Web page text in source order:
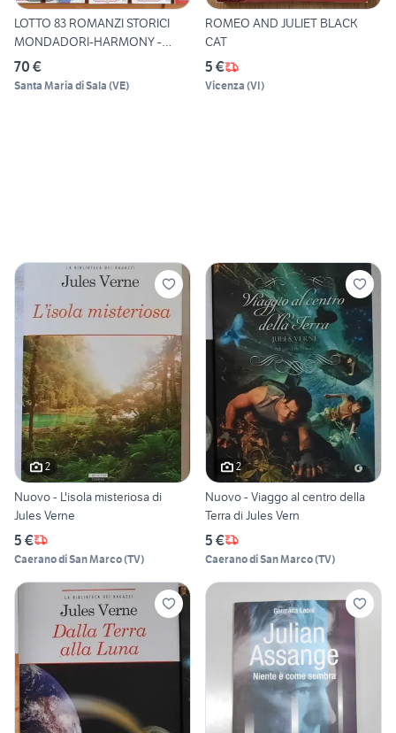
LOTTO 83 ROMANZI STORICI
MONDADORI-HARMONY -
VARIO
70 €
Santa Maria di Sala (VE)
ROMEO AND JULIET BLACK
CAT
5 €
Vicenza (VI)
2
Nuovo - L'isola misteriosa di
Jules Verne
5 €
Caerano di San Marco(TV)
2
Nuovo - Viaggo al centro della
Terra di Jules Vern
5 €
Caerano di San Marco(TV)